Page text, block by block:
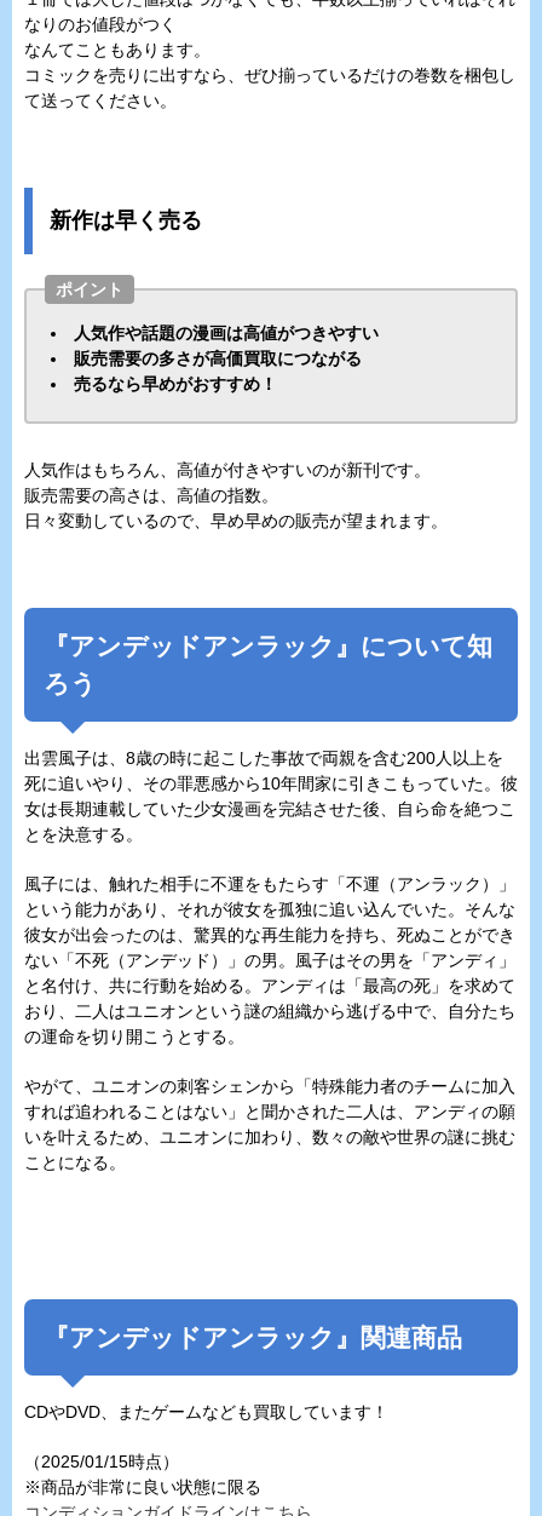
なりのお値段がつく
なんてこともあります。
コミックを売りに出すなら、ぜひ揃っているだけの巻数を梱包し
て送ってください。
新作は早く売る
ポイント
人気作や話題の漫画は高値がつきやすい
販売需要の多さが高価買取につながる
売るなら早めがおすすめ！
人気作はもちろん、高値が付きやすいのが新刊です。
販売需要の高さは、高値の指数。
日々変動しているので、早め早めの販売が望まれます。
『アンデッドアンラック 』について知
ろう
出雲風子は、8歳の時に起こした事故で両親を含む200人以上を
死に追いやり、その罪悪感から10年間家に引きこもっていた。彼
女は長期連載していた少女漫画を完結させた後、自ら命を絶つこ
とを決意する。
風子には、触れた相手に不運をもたらす「不運（アンラック）」
という能力があり、それが彼女を孤独に追い込んでいた。そんな
彼女が出会ったのは、驚異的な再生能力を持ち、死ぬことができ
ない「不死（アンデッド）」の男。風子はその男を「アンディ」
と名付け、共に行動を始める。アンディは「最高の死」を求めて
おり、二人はユニオンという謎の組織から逃げる中で、自分たち
の運命を切り開こうとする。
やがて、ユニオンの刺客シェンから「特殊能力者のチームに加入
すれば追われることはない」と聞かされた二人は、アンディの願
いを叶えるため、ユニオンに加わり、数々の敵や世界の謎に挑む
ことになる。
『アンデッドアンラック 』関連商品
CDやDVD、またゲームなども買取しています！
（2025/01/15時点）
※商品が非常に良い状態に限る